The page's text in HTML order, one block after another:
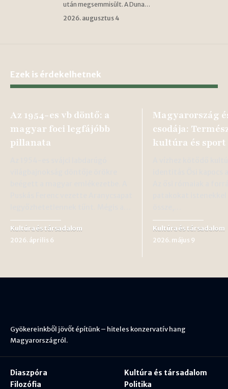
után megsemmisült. A Duna…
2026. augusztus 4
Ezek is érdekelhetnek
Az 1954-es vb döntő: a
magyar foci legfájóbb
pillanata
Kultúra és társadalom
2026. április 6
Magyarország
csodája:
kultúra és sport
Kultúra és társadalom
2026. május 9
Gyökereinkből jövőt építünk – hiteles konzervatív hang
Magyarországról.
Diaszpóra
Filozófia
Kultúra és társadalom
Politika